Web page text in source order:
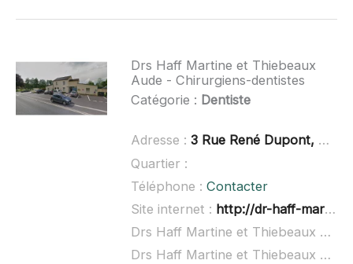
Drs Haff Martine et Thiebeaux
Aude - Chirurgiens-dentistes
Catégorie : Dentiste
Adresse : 3 Rue René Dupont, 08090 Tournes
Quartier :
Téléphone : Contacter
Site internet : http://dr-haff-martine.chirurgiens-dentistes.fr/
Drs Haff Martine et Thiebeaux Aude - Chirurgiens-dentistes à domicile :
Drs Haff Martine et Thiebeaux Aude - Chirurgiens-dentistes ouvert dimanche :